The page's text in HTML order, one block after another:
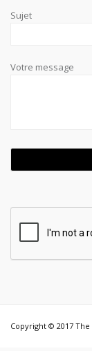
Sujet
Votre message
Copyright © 2017